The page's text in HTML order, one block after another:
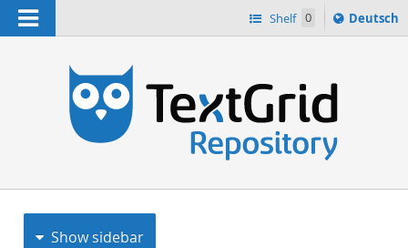
Navigation Shelf 0
Sprache
ï¿½ndern
Deutsch
Show sidebar